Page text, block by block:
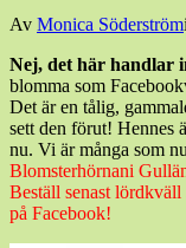
Den
januari,
201531
januari,
2015
Av Monica Söderströmi
Nej, det här handlar
blomma som
Det är en tålig,
sett den förut! Hennes
nu. Vi är många som
Blomsterhörnani
Beställ senast
på Facebook!